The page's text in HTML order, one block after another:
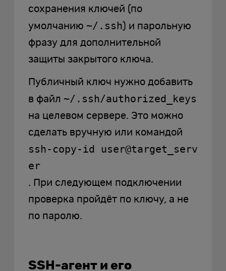
сохранения ключей (по
умолчанию ~/.ssh ) и парольную
фразу для дополнительной
защиты закрытого ключа.
Публичный ключ нужно добавить
в файл ~/.ssh/authorized_keys
на целевом сервере. Это можно
сделать вручную или командой
ssh-copy-id user@target_serv
er
. При следующем подключении
проверка пройдёт по ключу, а не
по паролю.
SSH-агент и его